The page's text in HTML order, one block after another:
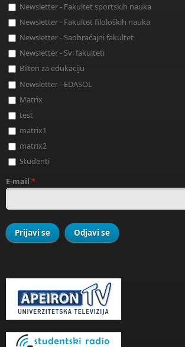
Newsletter - Fakultet sportskih nauka
Newsletter - Fakultet filoloških nauka
Newsletter - Saobraćajni fakultet
Newsletter - Svi fakulteti
Bilten za edukaciju
Newsletter - EDASOL
Matrix
test
matrix1
matrix2
Studenti
E-mail *